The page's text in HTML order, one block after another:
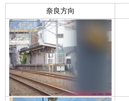
奈良方向